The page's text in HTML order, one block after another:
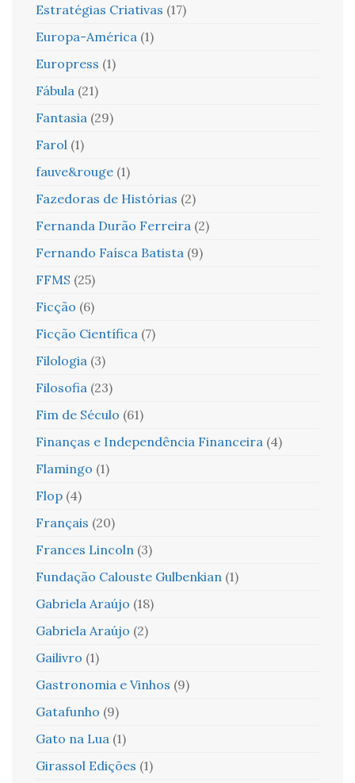
Estratégias Criativas (17)
Europa-América (1)
Europress (1)
Fábula (21)
Fantasia (29)
Farol (1)
fauve&rouge (1)
Fazedoras de Histórias (2)
Fernanda Durão Ferreira (2)
Fernando Faísca Batista (9)
FFMS (25)
Ficção (6)
Ficção Científica (7)
Filologia (3)
Filosofia (23)
Fim de Século (61)
Finanças e Independência Financeira (4)
Flamingo (1)
Flop (4)
Français (20)
Frances Lincoln (3)
Fundação Calouste Gulbenkian (1)
Gabriela Araújo (18)
Gabriela Araújo (2)
Gailivro (1)
Gastronomia e Vinhos (9)
Gatafunho (9)
Gato na Lua (1)
Girassol Edições (1)